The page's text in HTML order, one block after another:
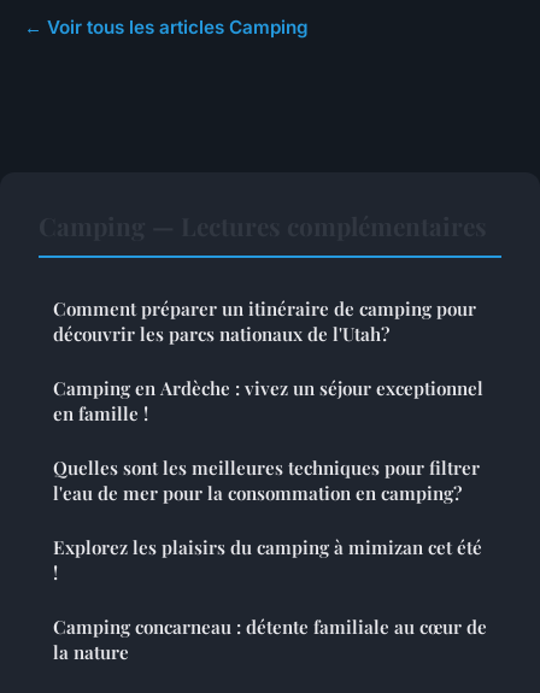
← Voir tous les articles Camping
Comment préparer un itinéraire de camping pour
découvrir les parcs nationaux de l'Utah?
Camping en Ardèche : vivez un séjour exceptionnel
en famille !
Quelles sont les meilleures techniques pour filtrer
l'eau de mer pour la consommation en camping?
Explorez les plaisirs du camping à mimizan cet été
!
Camping concarneau : détente familiale au cœur de
la nature